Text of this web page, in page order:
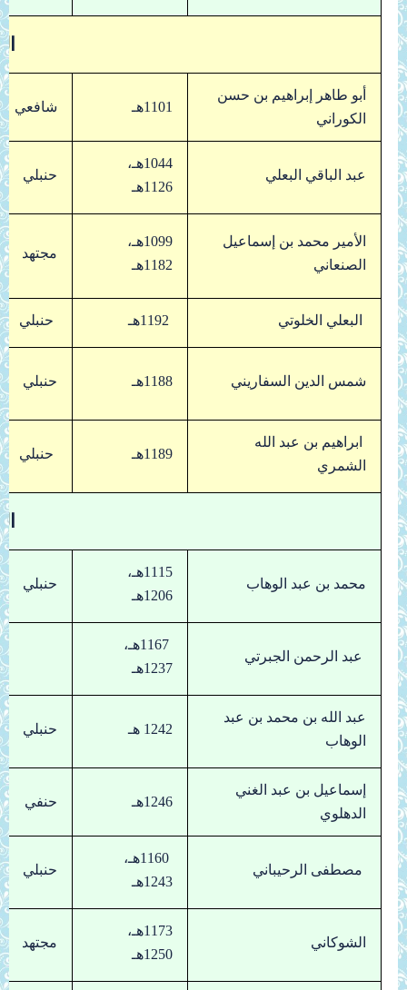
أبو طاهر إبراهيم بن حسن
الكوراني
1101هـ شافعي
عبد الباقي البعلي
1044هـ،
1126هـ
حنبلي
الأمير محمد بن إسماعيل
الصنعاني
1099هـ،
1182هـ
مجتهد
البعلي الخلوتي حنبلي
شمس الدين السفاريني 1188هـ حنبلي
ابراهيم بن عبد الله
الشمري
1189هـ حنبلي
محمد بن عبد الوهاب
1115هـ،
1206هـ
حنبلي
عبد الرحمن الجبرتي
1167هـ،
1237هـ
عبد الله بن محمد بن عبد
الوهاب
1242 هـ حنبلي
إسماعيل بن عبد الغني
الدهلوي
1246هـ حنفي
مصطفى الرحيباني
1160هـ،
1243هـ
حنبلي
الشوكاني
1173هـ،
1250هـ
مجتهد